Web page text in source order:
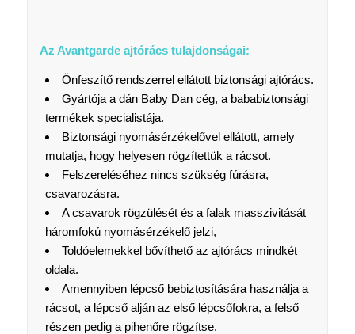
Az Avantgarde ajtórács tulajdonságai:
Önfeszítő rendszerrel ellátott biztonsági ajtórács.
Gyártója a dán Baby Dan cég, a bababiztonsági
termékek specialistája.
Biztonsági nyomásérzékelővel ellátott, amely
mutatja, hogy helyesen rögzítettük a rácsot.
Felszereléséhez nincs szükség fúrásra,
csavarozásra.
A csavarok rögzülését és a falak masszivitását
háromfokú nyomásérzékelő jelzi,
Toldóelemekkel bővíthető az ajtórács mindkét
oldala.
Amennyiben lépcső bebiztosítására használja a
rácsot, a lépcső alján az első lépcsőfokra, a felső
részen pedig a pihenőre rögzítse.